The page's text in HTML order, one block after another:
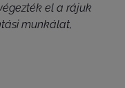
el a rájuk
munkálat,